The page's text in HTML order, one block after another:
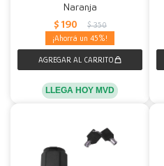
Naranja
$ 190 $ 350
45
LLEGA HOY MVD